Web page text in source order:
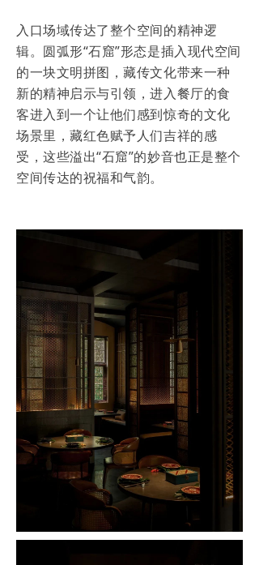
入口场域传达了整个空间的精神逻
辑。圆弧形“石窟”形态是插入现代空间
的一块文明拼图，藏传文化带来一种
新的精神启示与引领，进入餐厅的食
客进入到一个让他们感到惊奇的文化
场景里，藏红色赋予人们吉祥的感
受，这些溢出“石窟”的妙音也正是整个
空间传达的祝福和气韵。